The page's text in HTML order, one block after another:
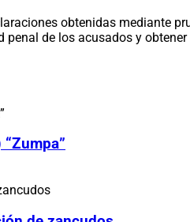
obtenidas mediante
de los acusados y